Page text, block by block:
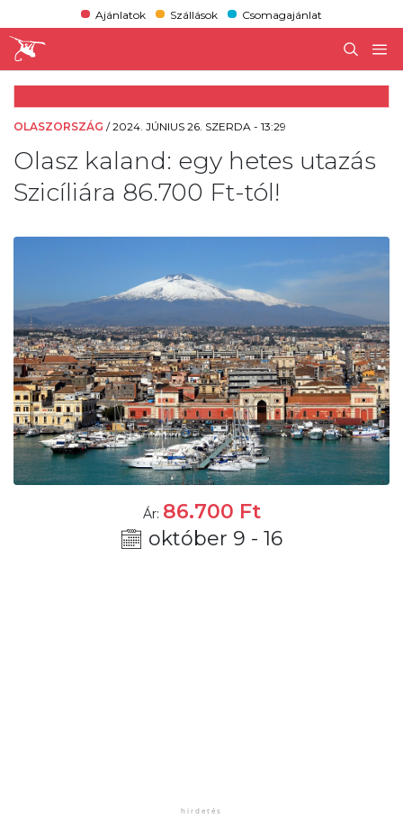
Ajánlatok Szállások Csomagajánlat
OLASZORSZÁG /2024. JÚNIUS 26. SZERDA - 13:29
Olasz kaland: egy hetes utazás
Szicíliára 86.700 Ft-tól!
Ár: 86.700 Ft
október 9 - 16